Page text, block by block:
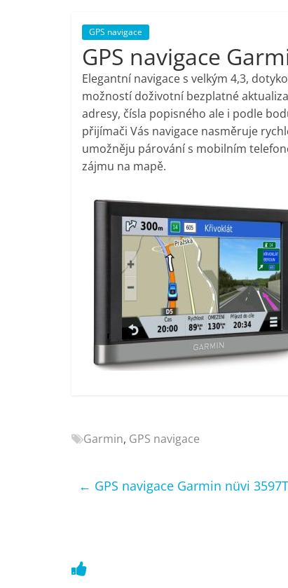
porovnání,
pračky,
televize,
notebooky,
mobilní
telefony,
kávovary,
bazény
elektronika
porovnání
pračky,
televize,
mobilní
GPS navigace
GPS navigace
Elegantní navigace s velkým 4,3,
možností doživotní bezplatné
adresy, čísla popisného ale i podle
přijímači Vás navigace nasměruje
umožněju párování s mobilním
zájmu na mapě.
Garmin, GPS navigace
← GPS navigace Garmin nüvi